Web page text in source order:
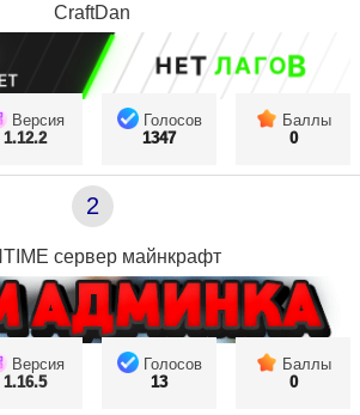
CraftDan
Версия
1.12.2
Голосов
1347
Баллы
0
2
сервер майнкрафт
Версия
1.16.5
Голосов
13
Баллы
0